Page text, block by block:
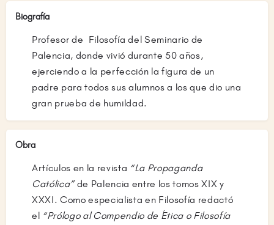
Biografía
Profesor de Filosofía del Seminario de
Palencia, donde vivió durante 50 años,
ejerciendo a la perfección la figura de un
padre para todos sus alumnos a los que dio una
gran prueba de humildad.
Obra
Artículos en la revista “La Propaganda
Católica”de Palencia entre los tomos XIX y
XXXI. Como especialista en Filosofía redactó
el “Prólogo al Compendio de Ética o Filosofía